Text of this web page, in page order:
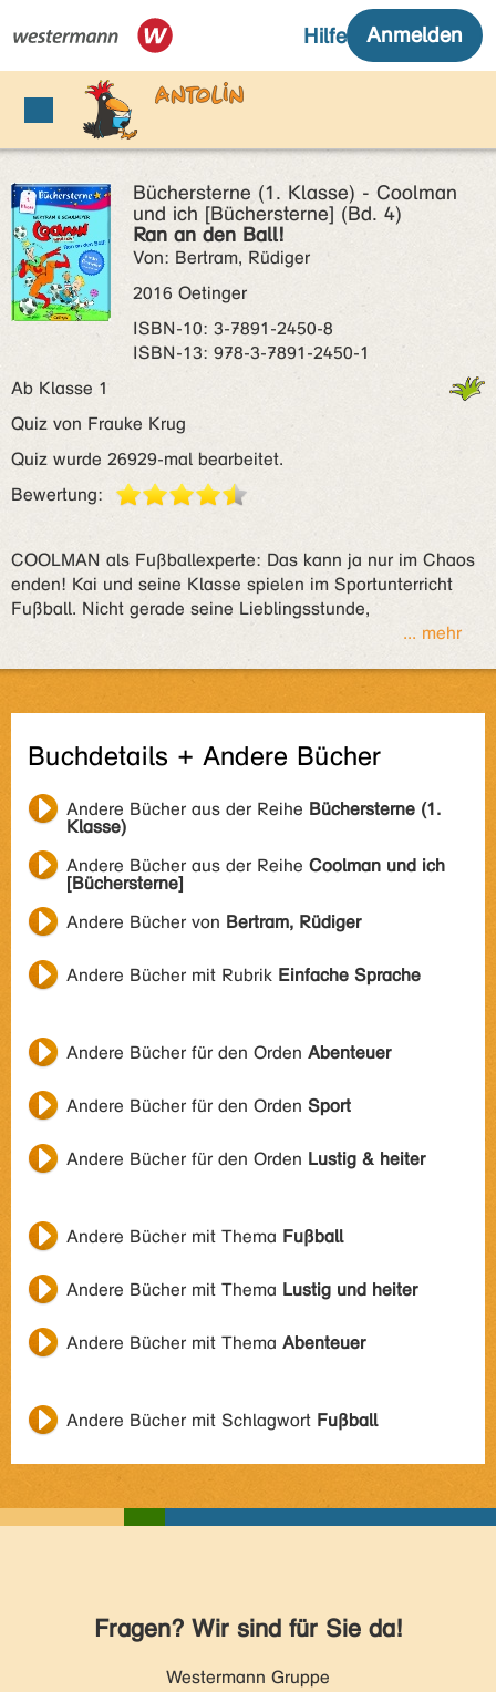
Büchersterne (1. Klasse) - Coolman
und ich [Büchersterne] (Bd. 4)
Ran an den Ball!
Von: Bertram, Rüdiger
2016 Oetinger
ISBN‑10: 3-7891-2450-8
ISBN‑13: 978-3-7891-2450-1
Ab Klasse 1
Quiz von Frauke Krug
Quiz wurde 26929-mal bearbeitet.
Bewertung:
COOLMAN als Fußballexperte: Das kann ja nur im Chaos
enden! Kai und seine Klasse spielen im Sportunterricht
Fußball. Nicht gerade seine Lieblingsstunde,
... mehr
Buchdetails + Andere Bücher
Andere Bücher aus der Reihe Büchersterne (1.
Klasse)
Andere Bücher aus der Reihe Coolman und ich
[Büchersterne]
Andere Bücher von Bertram, Rüdiger
Andere Bücher mit Rubrik Einfache Sprache
Andere Bücher für den Orden Abenteuer
Andere Bücher für den Orden Sport
Andere Bücher für den Orden Lustig & heiter
Andere Bücher mit Thema Fußball
Andere Bücher mit Thema Lustig und heiter
Andere Bücher mit Thema Abenteuer
Andere Bücher mit Schlagwort Fußball